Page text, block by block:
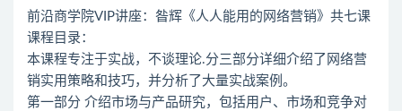
前沿商学院VIP讲座：昝辉《人人能用的网络营销》共七课
课程目录：
本课程专注于实战，不谈理论.分三部分详细介绍了网络营
销实用策略和技巧，并分析了大量实战案例。
第一部分 介绍市场与产品研究，包括用户、市场和竞争对